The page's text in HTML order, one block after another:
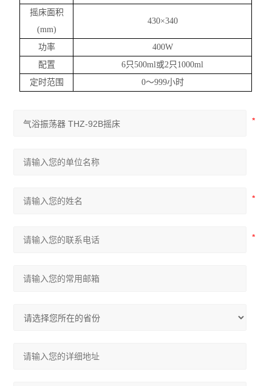
摇床面积
(mm)
430×340
功率
400W
配置
6只500ml或2只1000ml
定时范围
0～999小时